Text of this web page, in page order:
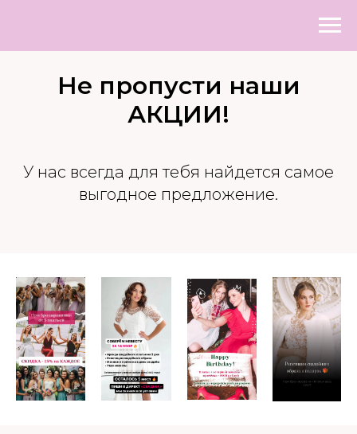
Не пропусти наши
АКЦИИ!
У нас всегда для тебя найдется самое
выгодное предложение.